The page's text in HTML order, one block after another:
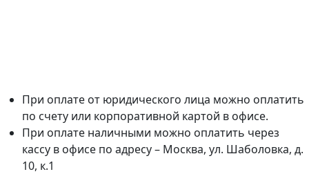
При оплате от юридического лица можно оплатить
по счету или корпоративной картой в офисе.
При оплате наличными можно оплатить через
кассу в офисе по адресу – Москва, ул. Шаболовка, д.
10, к.1